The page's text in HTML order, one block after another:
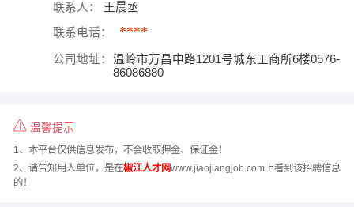
联系人： 王晨丞
联系电话： ****
公司地址：
温岭市万昌中路1201号城东工商所6楼0576-
86086880
温馨提示
1、本平台仅供信息发布，不会收取押金、保证金！
2、请告知用人单位，是在椒江人才网www.jiaojiangjob.com上看到该招聘信息
的！